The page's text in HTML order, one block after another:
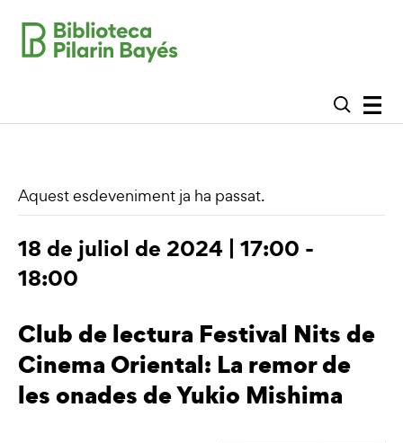
Aquest esdeveniment ja ha passat.
18 de juliol de 2024 | 17:00 -
18:00
Club de lectura Festival Nits de
Cinema Oriental: La remor de
les onades de Yukio Mishima